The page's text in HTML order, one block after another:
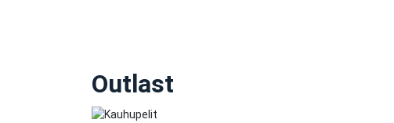
Outlast